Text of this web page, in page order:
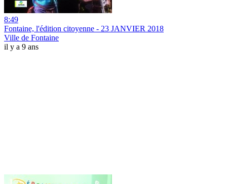
8:49
Fontaine, l'édition citoyenne - 23 JANVIER 2018
Ville de Fontaine
il y a 9 ans